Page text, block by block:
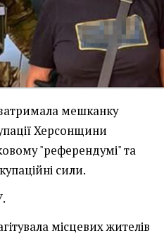
мешканку
Херсонщини
"референдумі" та
сили.
місцевих жителів